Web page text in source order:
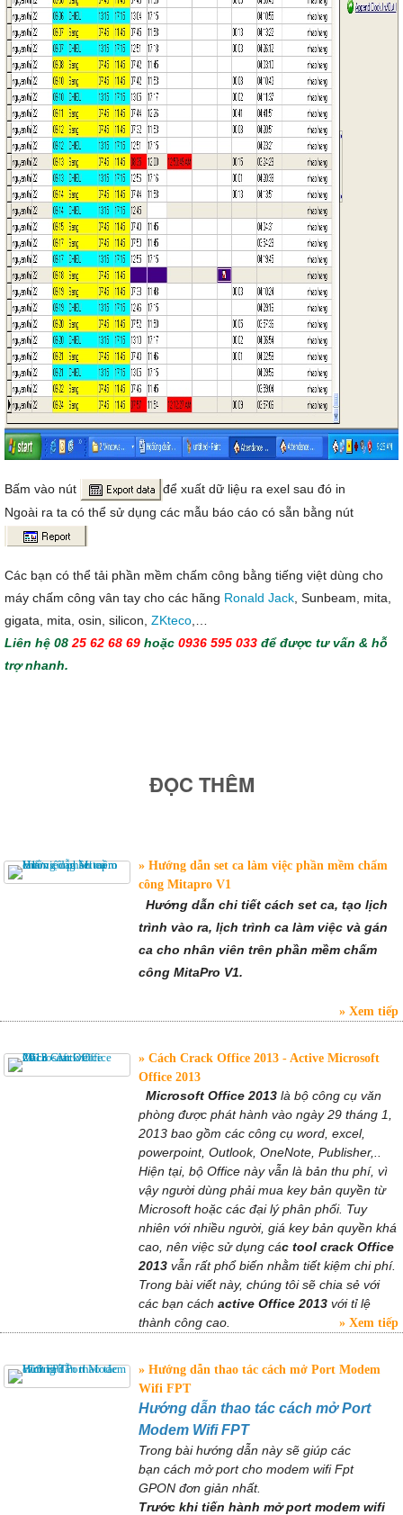
Bấm vào nút
để xuất dữ liệu ra exel sau đó in
Ngoài ra ta có thể sử dụng các mẫu báo cáo có sẵn bằng nút
Các bạn có thể tải phần mềm chấm công bằng tiếng việt dùng cho
máy chấm công vân tay cho các hãng Ronald Jack , Sunbeam, mita,
gigata, mita, osin, silicon, ZKteco
Liên hệ 08 25 62 68 69 hoặc 0936 595 033 để được tư vấn & hỗ
trợ nhanh.
ĐỌC THÊM
Hướng dẫn set ca làm việc phần mềm chấm
công Mitapro V1
Hướng dẫn chi tiết cách set ca, tạo lịch
trình vào ra, lịch trình ca làm việc và gán
ca cho nhân viên trên phần mềm chấm
công MitaPro V1.
Xem tiếp
Cách Crack Office 2013 - Active Microsoft
Office 2013
Microsoft Office 2013 là bộ công cụ văn
phòng được phát hành vào ngày 29 tháng 1,
2013 bao gồm các công cụ word, excel,
powerpoint, Outlook, OneNote, Publisher,..
Hiện tại, bộ Office này vẫn là bản thu phí, vì
vậy người dùng phải mua key bản quyền từ
Microsoft hoặc các đại lý phân phối. Tuy
nhiên với nhiều người, giá key bản quyền khá
cao, nên việc sử dụng các tool crack Office
2013vẫn rất phổ biến nhằm tiết kiệm chi phí.
Trong bài viết này, chúng tôi sẽ chia sẻ với
các bạn cáchactive Office 2013 với tỉ lệ
thành công cao.
Xem tiếp
Hướng dẫn thao tác cách mở Port Modem
Wifi FPT
Hướng dẫn thao tác cách mở Port
Modem Wifi FPT
Trong bài hướng dẫn này sẽ giúp các
bạn cách mở port cho modem wifi Fpt
GPON đơn giản nhất.
Trước khi tiến hành mở port modem wifi